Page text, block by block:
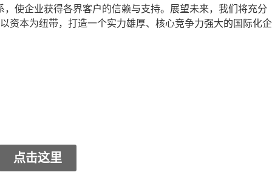
使企业获得各界客户的信赖与支持。展望未来，我们将充分
资本为纽带，打造一个实力雄厚、核心竞争力强大的国际化企
点击这里